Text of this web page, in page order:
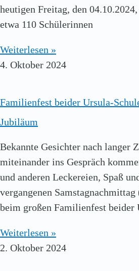
heutigen Freitag, den
etwa 110 Schülerinnen
Weiterlesen »
4. Oktober 2024
Familienfest beider Ursula-
Jubiläum
Bekannte Gesichter nach langer
miteinander ins Gespräch
und anderen Leckereien, Spaß
vergangenen
beim großen Familienfest beider
Weiterlesen »
2. Oktober 2024